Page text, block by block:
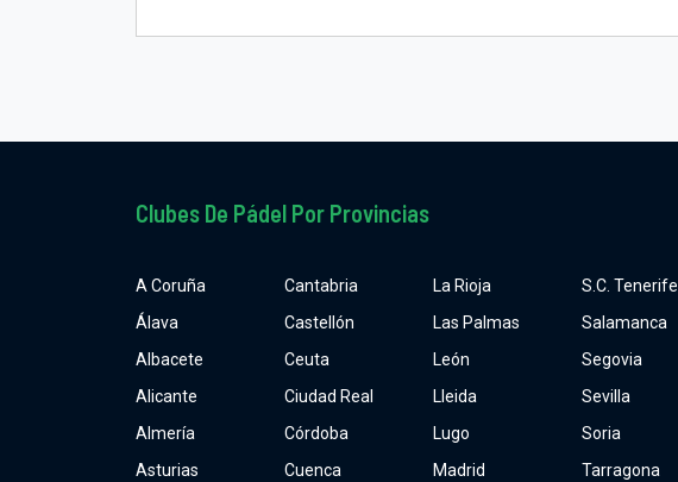
Clubes De Pádel Por Provincias
A Coruña
Álava
Albacete
Alicante
Almería
Asturias
Cantabria
Castellón
Ceuta
Ciudad Real
Córdoba
Cuenca
La Rioja
Las Palmas
León
Lleida
Lugo
Madrid
S.C. Tenerife
Salamanca
Segovia
Sevilla
Soria
Tarragona